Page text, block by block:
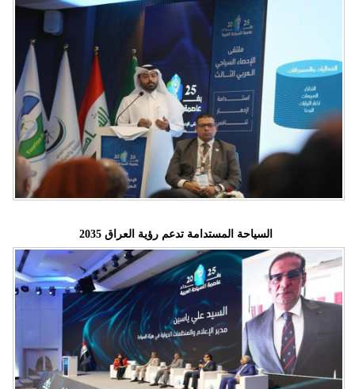
السياحة المستدامة تدعم رؤية العراق 2035